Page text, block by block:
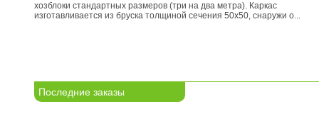
хозблоки стандартных размеров (три на два метра). Каркас
изготавливается из бруска толщиной сечения 50х50, снаружи о...
Последние заказы